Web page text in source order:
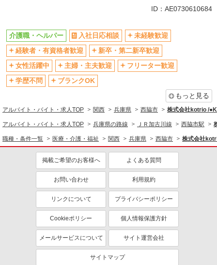
経験者・有資格者歓迎
新卒・第二新卒歓迎
女性活躍中
主婦・主夫歓迎
フリーター歓迎
学歴不問
ブランクOK
シニア（60代～）活躍中
高収入・高額
ボーナス・賞与あり
昇給あり
完全週休2日制
フルタイム歓迎
禁煙・分煙
駅直結・駅チカ
車通勤OK
バイク通勤OK
自転車通勤OK
残業少なめ（月20h未満）
交通費支給
社会保険あり
産休・育休取得実績あり
退職金・財形貯蓄制度あり
各種手当（家族・役職・インセン
ティブなど）あり
研修制度あり
資格取得支援制度あり
ID：AE0730610684
介護職・ヘルパー 入社日応相談
未経験歓迎
経験者・有資格者歓迎
新卒・第二新卒歓迎
女性活躍中
主婦・主夫歓迎
フリーター歓迎
学歴不問
ブランクOK
もっと見る
アルバイト・バイト・求人TOP 関西 兵庫県 西脇市 株式会社kotrio /
アルバイト・バイト・求人TOP 兵庫県の路線 ＪＲ加古川線 西脇市駅
職種・条件一覧 医療・介護・福祉 関西 兵庫県 西脇市 株式会社
掲載ご希望のお客様へ よくある質問
お問い合わせ 利用規約
リンクについて プライバシーポリシー
Cookieポリシー 個人情報保護方針
メールサービスについて サイト運営会社
サイトマップ